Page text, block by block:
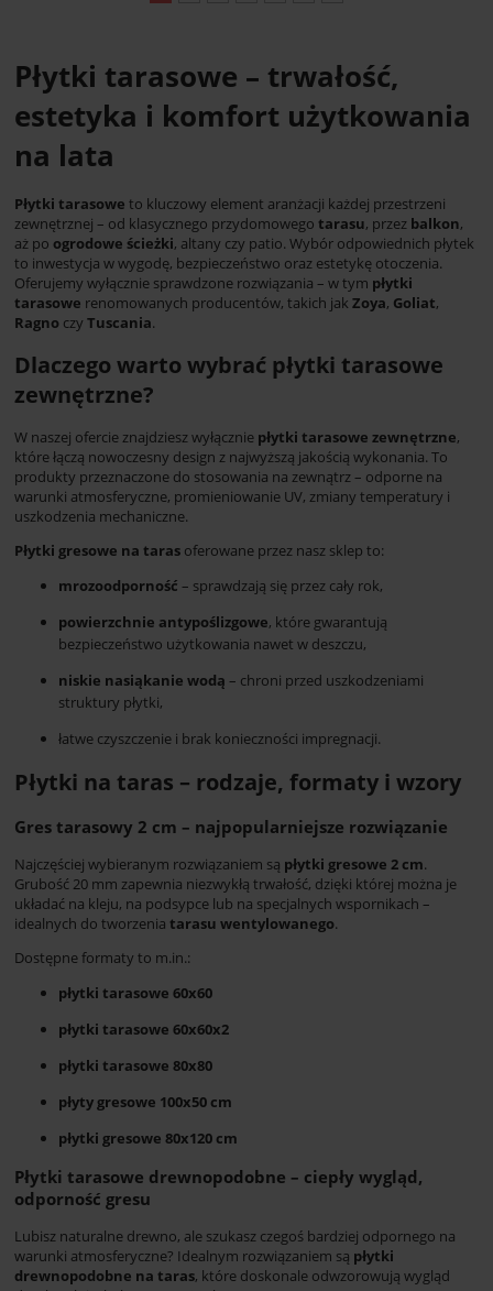
Płytki tarasowe – trwałość,
estetyka i komfort użytkowania
na lata
Płytki tarasowe to kluczowy element aranżacji każdej przestrzeni
zewnętrznej – od klasycznego przydomowego tarasu, przez balkon,
aż po ogrodowe ścieżki, altany czy patio. Wybór odpowiednich płytek
to inwestycja w wygodę, bezpieczeństwo oraz estetykę otoczenia.
Oferujemy wyłącznie sprawdzone rozwiązania – w tym płytki
tarasowe renomowanych producentów, takich jak Zoya, Goliat,
Ragno czy Tuscania.
Dlaczego warto wybrać płytki tarasowe
zewnętrzne?
W naszej ofercie znajdziesz wyłącznie płytki tarasowe zewnętrzne,
które łączą nowoczesny design z najwyższą jakością wykonania. To
produkty przeznaczone do stosowania na zewnątrz – odporne na
warunki atmosferyczne, promieniowanie UV, zmiany temperatury i
uszkodzenia mechaniczne.
Płytki gresowe na taras oferowane przez nasz sklep to:
mrozoodporność – sprawdzają się przez cały rok,
powierzchnie antypoślizgowe, które gwarantują
bezpieczeństwo użytkowania nawet w deszczu,
niskie nasiąkanie wodą – chroni przed uszkodzeniami
struktury płytki,
łatwe czyszczenie i brak konieczności impregnacji.
Płytki na taras – rodzaje, formaty i wzory
Gres tarasowy 2 cm – najpopularniejsze rozwiązanie
Najczęściej wybieranym rozwiązaniem są płytki gresowe 2 cm.
Grubość 20 mm zapewnia niezwykłą trwałość, dzięki której można je
układać na kleju, na podsypce lub na specjalnych wspornikach –
idealnych do tworzenia tarasu wentylowanego.
Dostępne formaty to m.in.:
płytki tarasowe 60x60
płytki tarasowe 60x60x2
płytki tarasowe 80x80
płyty gresowe 100x50 cm
płytki gresowe 80x120 cm
Płytki tarasowe drewnopodobne – ciepły wygląd,
odporność gresu
Lubisz naturalne drewno, ale szukasz czegoś bardziej odpornego na
warunki atmosferyczne? Idealnym rozwiązaniem są płytki
drewnopodobne na taras, które doskonale odwzorowują wygląd